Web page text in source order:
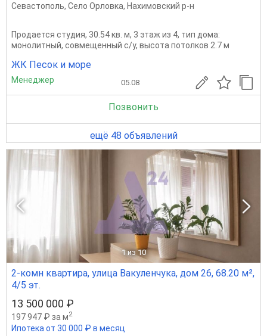
Севастополь, Село Орловка, Нахимовский р-н
Продается студия, 30.54 кв. м, 3 этаж из 4, тип дома:
монолитный, совмещенный с/у, высота потолков 2.7 м
ЖК Песок и море
Менеджер 05.08
Позвонить
ещё 48 объявлений
1 из 10
2-комн квартира, улица Вакуленчука, дом 26, 68.20 м²,
4/5 эт.
13 500 000 ₽
197 947 ₽ за м2
Ипотека от 30 000 ₽ в месяц